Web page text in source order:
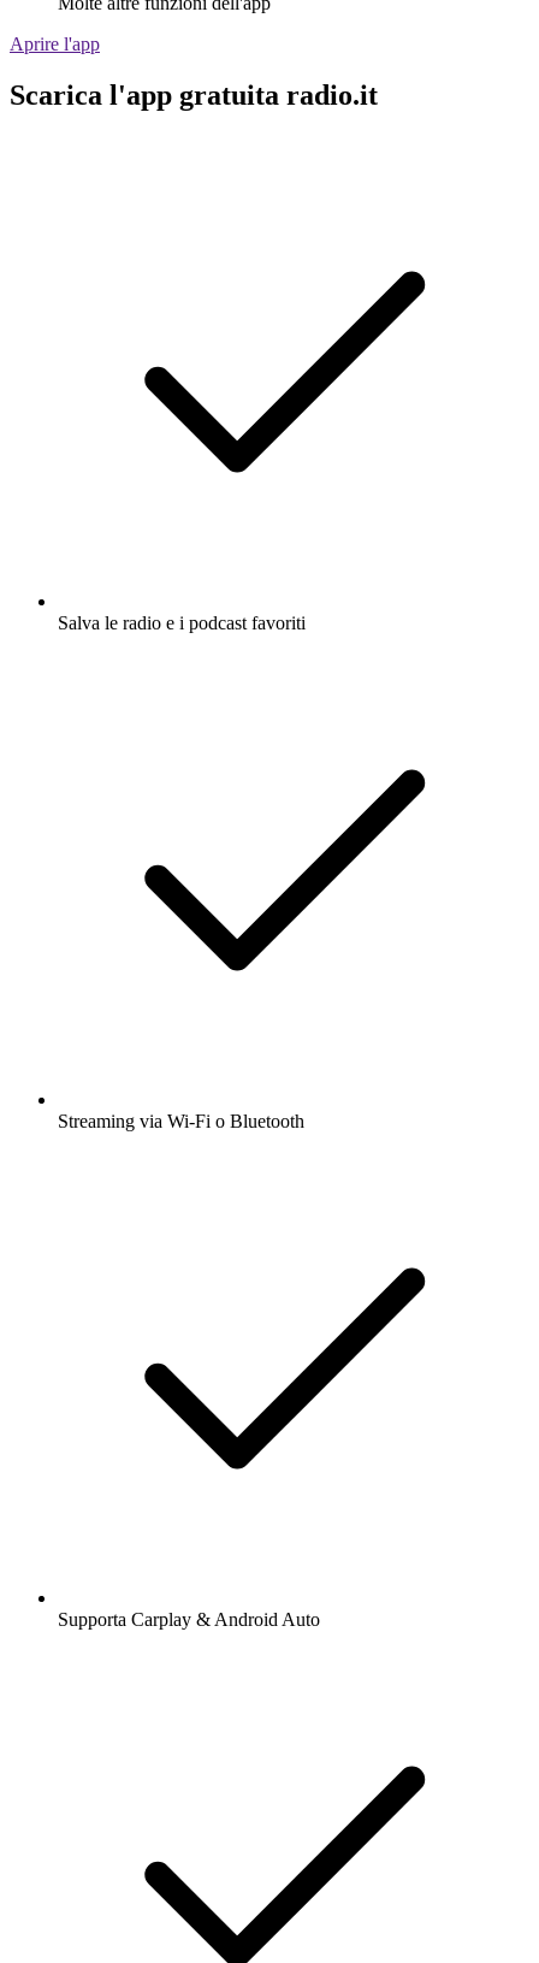
Aprire l'app
Scarica l'app gratuita radio.it
Salva le radio e i podcast favoriti
Streaming via Wi-Fi o Bluetooth
Supporta Carplay & Android Auto